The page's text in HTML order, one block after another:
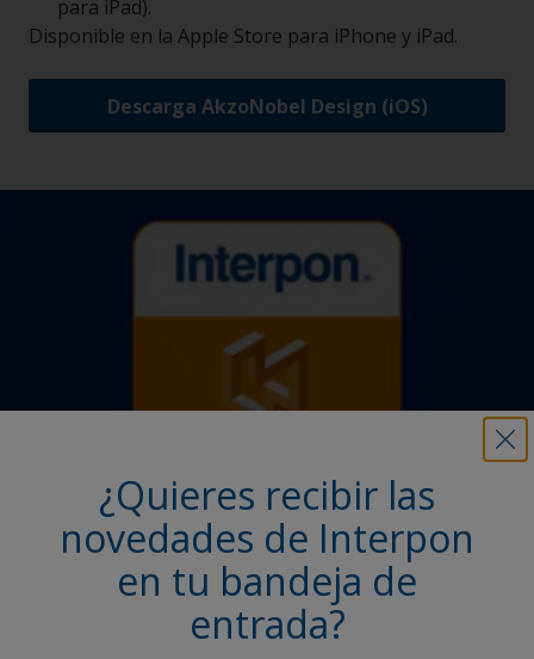
para iPad).
Disponible en la Apple Store para iPhone y iPad.
Descarga AkzoNobel Design (iOS)
Interpon Trade (iOS)
Para nuestros distribuidores autorizados. La
¿Quieres recibir las
novedades de Interpon
en tu bandeja de
entrada?